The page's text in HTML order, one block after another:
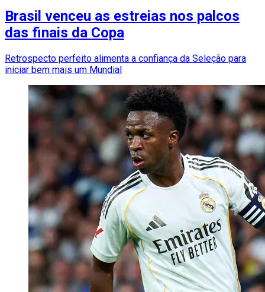
Brasil venceu as estreias nos palcos
das finais da Copa
Retrospecto perfeito alimenta a confiança da Seleção para
iniciar bem mais um Mundial